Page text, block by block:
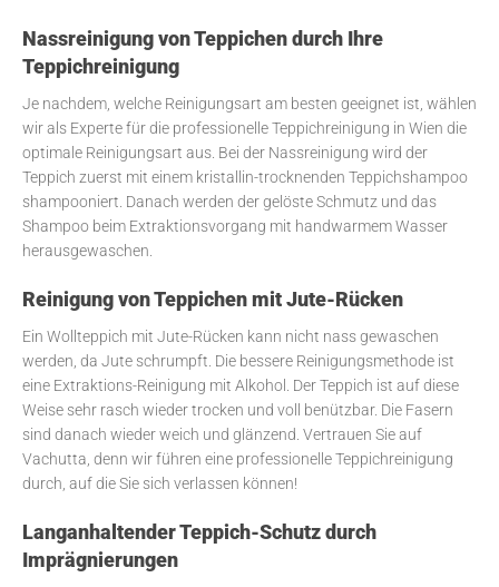
Nassreinigung von Teppichen durch Ihre
Teppichreinigung
Je nachdem, welche Reinigungsart am besten geeignet ist, wählen
wir als Experte für die professionelle Teppichreinigung in Wien die
optimale Reinigungsart aus. Bei der Nassreinigung wird der
Teppich zuerst mit einem kristallin-trocknenden Teppichshampoo
shampooniert. Danach werden der gelöste Schmutz und das
Shampoo beim Extraktionsvorgang mit handwarmem Wasser
herausgewaschen.
Reinigung von Teppichen mit Jute-Rücken
Ein Wollteppich mit Jute-Rücken kann nicht nass gewaschen
werden, da Jute schrumpft. Die bessere Reinigungsmethode ist
eine Extraktions-Reinigung mit Alkohol. Der Teppich ist auf diese
Weise sehr rasch wieder trocken und voll benützbar. Die Fasern
sind danach wieder weich und glänzend. Vertrauen Sie auf
Vachutta, denn wir führen eine professionelle Teppichreinigung
durch, auf die Sie sich verlassen können!
Langanhaltender Teppich-Schutz durch
Imprägnierungen